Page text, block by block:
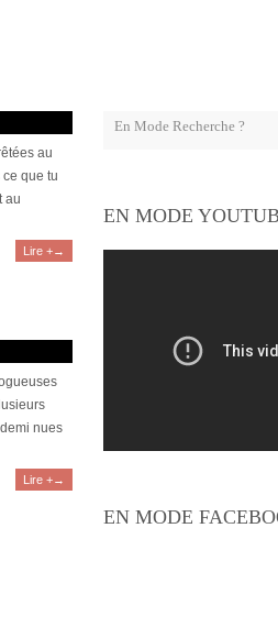
au
que tu
au
Lire +→
nues
Lire +→
EN MODE
EN MODE